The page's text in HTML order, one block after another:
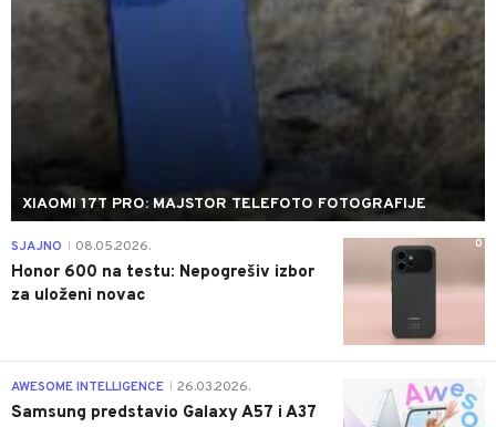
XIAOMI 17T PRO: MAJSTOR TELEFOTO FOTOGRAFIJE
0
SJAJNO 08.05.2026.
Honor 600 na testu: Nepogrešiv izbor
za uloženi novac
AWESOME INTELLIGENCE 26.03.2026.
Samsung predstavio Galaxy A57 i A37